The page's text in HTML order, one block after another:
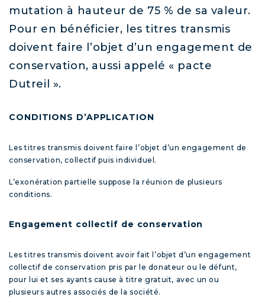
mutation à hauteur de 75 % de sa valeur.
Pour en bénéficier, les titres transmis
doivent faire l’objet d’un engagement de
conservation, aussi appelé « pacte
Dutreil ».
CONDITIONS D’APPLICATION
Les titres transmis doivent faire l’objet d’un engagement de
conservation, collectif puis individuel.
L’exonération partielle suppose la réunion de plusieurs
conditions.
Engagement collectif de conservation
Les titres transmis doivent avoir fait l’objet d’un engagement
collectif de conservation pris par le donateur ou le défunt,
pour lui et ses ayants cause à titre gratuit, avec un ou
plusieurs autres associés de la société.